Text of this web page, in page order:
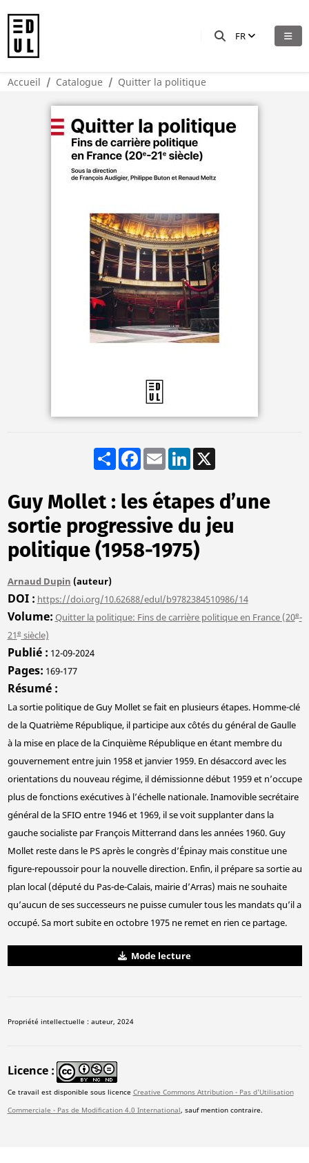
FR
Accueil Catalogue Quitter la politique
Share Facebook
Email LinkedIn
Guy Mollet : les étapes d’une
sortie progressive du jeu
politique (1958-1975)
Arnaud Dupin (auteur)
DOI https://doi.org/10.62688/edul/b9782384510986/14
Volume Quitter la politique: Fins de carrière politique en France (20e-
21esiècle)
Publié 12-09-2024
Pages 169-177
Résumé
La sortie politique de Guy Mollet se fait en plusieurs étapes. Homme-clé
de la Quatrième République, il participe aux côtés du général de Gaulle
à la mise en place de la Cinquième République en étant membre du
gouvernement entre juin 1958 et janvier 1959. En désaccord avec les
orientations du nouveau régime, il démissionne début 1959 et n’occupe
plus de fonctions exécutives à l’échelle nationale. Inamovible secrétaire
général de la SFIO entre 1946 et 1969, il se voit supplanter dans la
gauche socialiste par François Mitterrand dans les années 1960. Guy
Mollet reste dans le PS après le congrès d’Épinay mais constitue une
figure-repoussoir pour la nouvelle direction. Enfin, il prépare sa sortie au
plan local (député du Pas-de-Calais, mairie d’Arras) mais ne souhaite
qu’aucun de ses successeurs ne puisse cumuler tous les mandats qu’il a
occupé. Sa mort subite en octobre 1975 ne remet en rien ce partage.
Mode lecture
Propriété intellectuelle : auteur, 2024
Licence
Ce travail est disponible sous licence Creative Commons Attribution - Pas d'Utilisation
Commerciale - Pas de Modification 4.0 International, sauf mention contraire.